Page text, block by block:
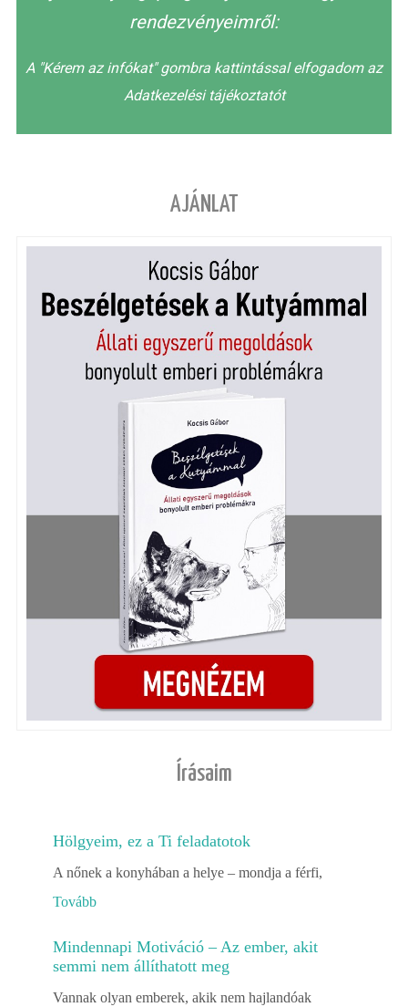
rendezvényeimről:
A "Kérem az infókat" gombra kattintással elfogadom az
Adatkezelési tájékoztatót
AJÁNLAT
Írásaim
Hölgyeim, ez a Ti feladatotok
A nőnek a konyhában a helye – mondja a férfi,
Tovább
Mindennapi Motiváció – Az ember, akit
semmi nem állíthatott meg
Vannak olyan emberek, akik nem hajlandóak